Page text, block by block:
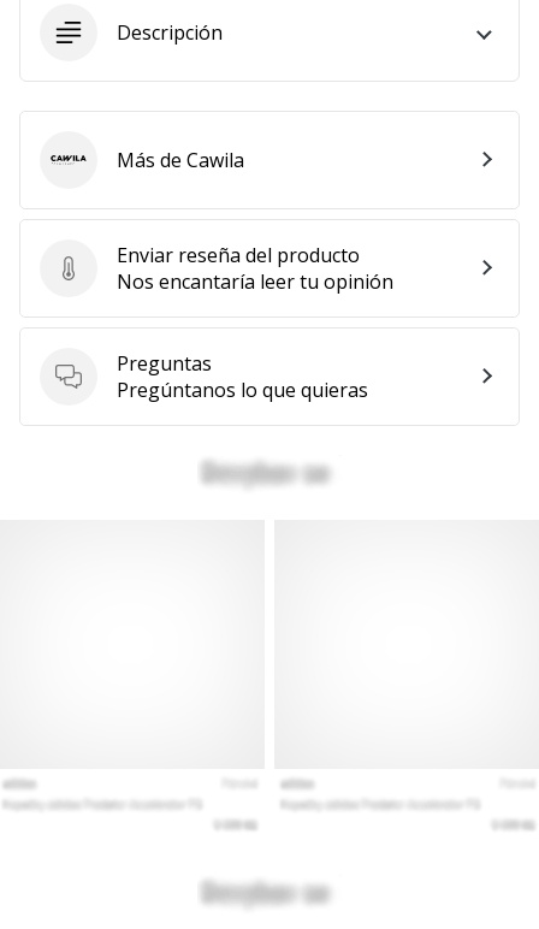
Descripción
Enviar reseña del producto
Enviar reseña del producto
Nos encantaría leer tu opinión
Preguntas
Preguntas
Pregúntanos lo que quieras
CawilaMás de Cawila